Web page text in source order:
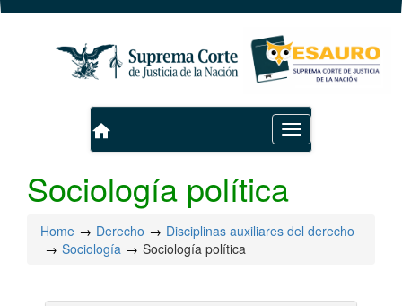
Toggle
navigation
home
Sociología política
Home Derecho
Disciplinas auxiliares del derecho
Sociología
Sociología política